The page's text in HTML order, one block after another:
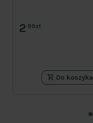
2 99zł
Do koszyka